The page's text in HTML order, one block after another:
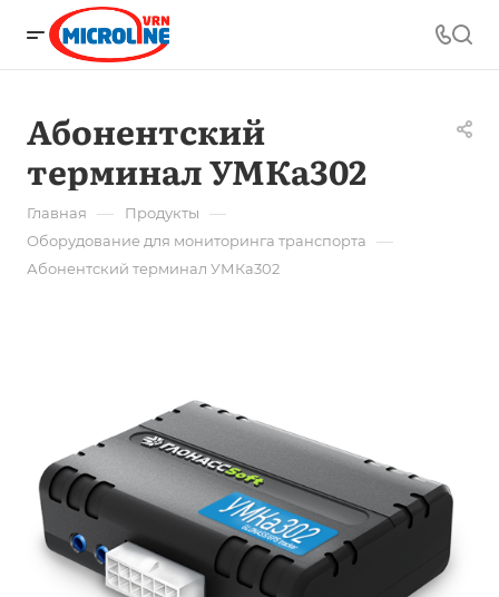
Абонентский
терминал УМКа302
Главная — Продукты —
Оборудование для мониторинга транспорта —
Абонентский терминал УМКа302